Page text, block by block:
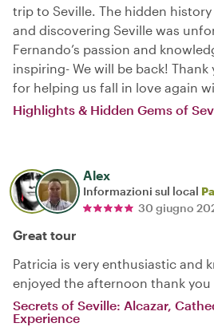
trip to Seville. The hidden
and discovering Seville was
Fernando’s passion and
inspiring- We will be back! Thank
for helping us fall in love again
Highlights & Hidden Gems of
Alex
Informazioni sul local
30 giugno
Great tour
Patricia is very enthusiastic and
enjoyed the afternoon thank you
Secrets of Seville: Alcazar,
Experience